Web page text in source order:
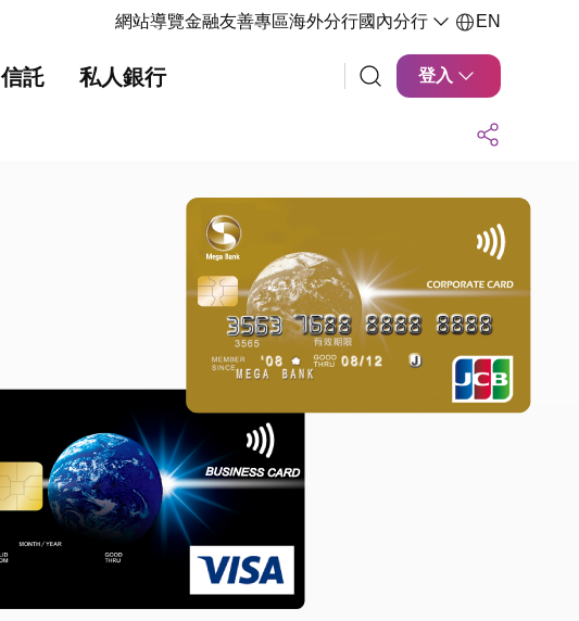
網站導覽金融友善專區海外分行國內分行 EN
信託 私人銀行 登入